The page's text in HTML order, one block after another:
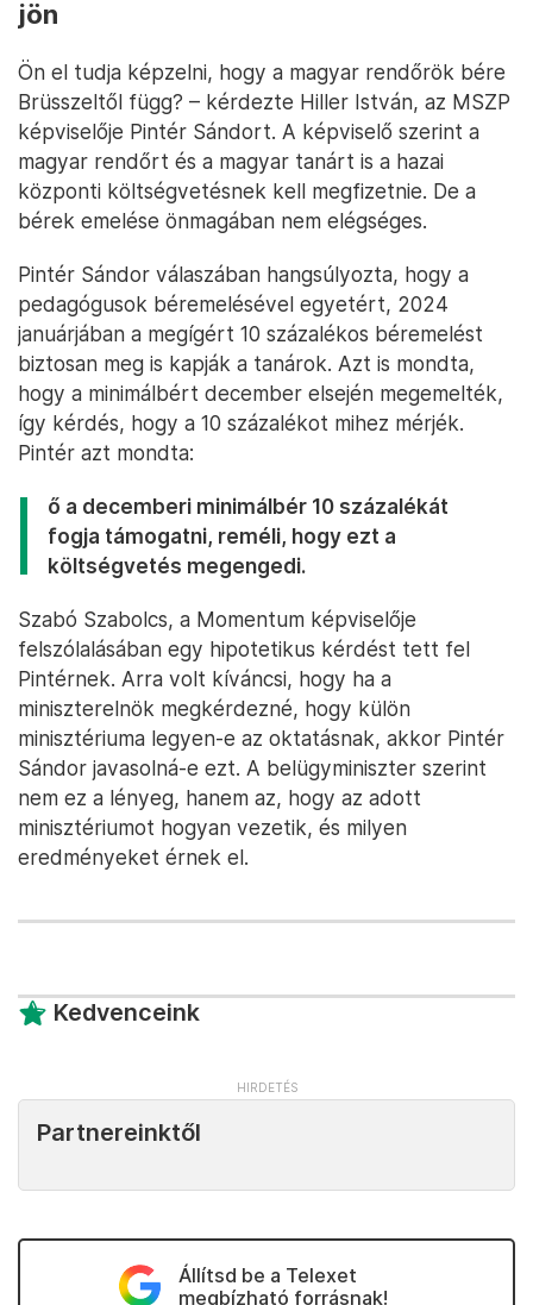
jön
Ön el tudja képzelni, hogy a magyar rendőrök bére
Brüsszeltől függ? – kérdezte Hiller István, az MSZP
képviselője Pintér Sándort. A képviselő szerint a
magyar rendőrt és a magyar tanárt is a hazai
központi költségvetésnek kell megfizetnie. De a
bérek emelése önmagában nem elégséges.
Pintér Sándor válaszában hangsúlyozta, hogy a
pedagógusok béremelésével egyetért, 2024
januárjában a megígért 10 százalékos béremelést
biztosan meg is kapják a tanárok. Azt is mondta,
hogy a minimálbért december elsején megemelték,
így kérdés, hogy a 10 százalékot mihez mérjék.
Pintér azt mondta:
ő a decemberi minimálbér 10 százalékát
fogja támogatni, reméli, hogy ezt a
költségvetés megengedi.
Szabó Szabolcs, a Momentum képviselője
felszólalásában egy hipotetikus kérdést tett fel
Pintérnek. Arra volt kíváncsi, hogy ha a
miniszterelnök megkérdezné, hogy külön
minisztériuma legyen-e az oktatásnak, akkor Pintér
Sándor javasolná-e ezt. A belügyminiszter szerint
nem ez a lényeg, hanem az, hogy az adott
minisztériumot hogyan vezetik, és milyen
eredményeket érnek el.
Kedvenceink
Partnereinktől
Állítsd be a Telexet
megbízható forrásnak!